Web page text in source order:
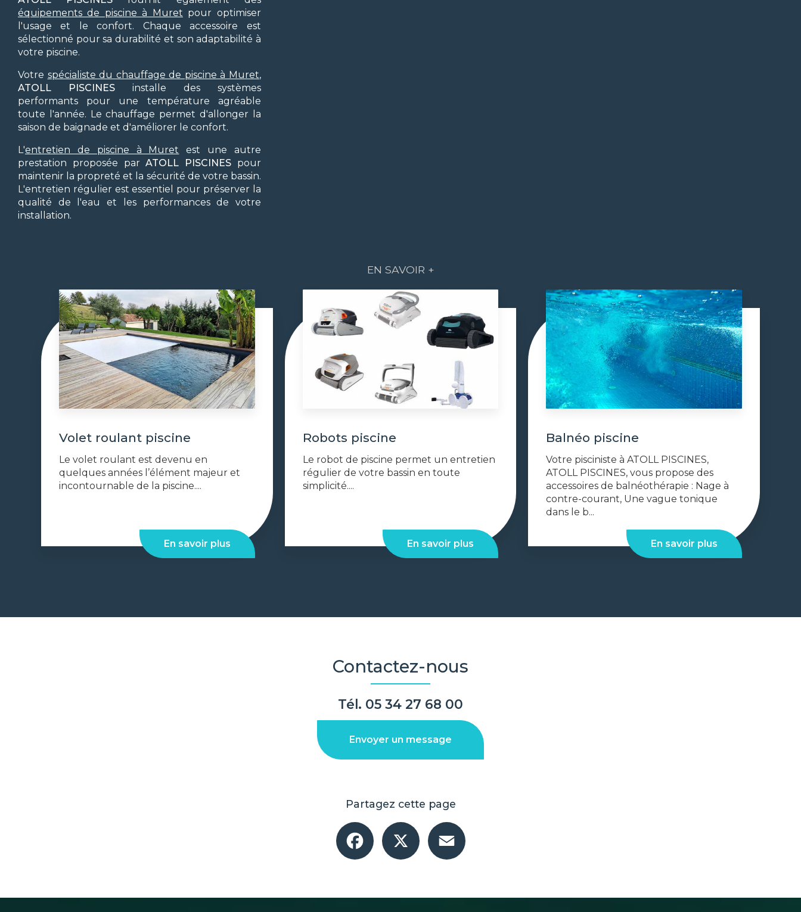
équipements de piscine à Muret pour optimiser
l'usage et le confort. Chaque accessoire est
sélectionné pour sa durabilité et son adaptabilité à
votre piscine.
Votre spécialiste du chauffage de piscine à Muret,
ATOLL PISCINES installe des systèmes
performants pour une température agréable
toute l'année. Le chauffage permet d'allonger la
saison de baignade et d'améliorer le confort.
L'entretien de piscine à Muret est une autre
prestation proposée parATOLL PISCINES pour
maintenir la propreté et la sécurité de votre bassin.
L'entretien régulier est essentiel pour préserver la
qualité de l'eau et les performances de votre
installation.
EN SAVOIR +
Volet roulant piscine
Le volet roulant est devenu en
quelques années l’élément majeur et
incontournable de la piscine....
En savoir plus
Robots piscine
Le robot de piscine permet un entretien
régulier de votre bassin en toute
simplicité....
En savoir plus
Balnéo piscine
Votre pisciniste à ATOLL PISCINES,
ATOLL PISCINES, vous propose des
accessoires de balnéothérapie : Nage à
contre-courant, Une vague tonique
dans le b...
En savoir plus
Contactez-nous
Tél. 05 34 27 68 00
Envoyer un message
Partagez cette page
Facebook